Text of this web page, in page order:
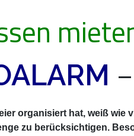
organisiert hat, weiß
zu berücksichtigen.